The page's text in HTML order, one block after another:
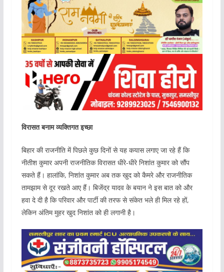
विरासत बनाम व्यक्तिगत इच्छा
बिहार की राजनीति में पिछले कुछ दिनों से यह कयास लगाए जा रहे हैं कि
नीतीश कुमार अपनी राजनीतिक विरासत धीरे-धीरे निशांत कुमार को सौंप
सकते हैं। हालांकि, निशांत कुमार अब तक खुद को कैमरे और राजनीतिक
तामझाम से दूर रखते आए हैं। बिजेंद्र यादव के बयान ने इस बात को और
हवा दे दी है कि परिवार और पार्टी की तरफ से संकेत भले ही मिल रहे हों,
लेकिन अंतिम मुहर खुद निशांत को ही लगानी है।